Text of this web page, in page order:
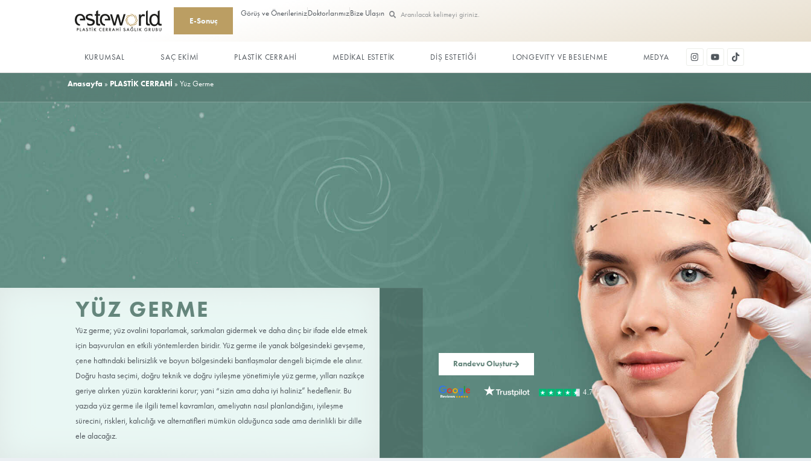
Görüş ve Önerileriniz DoktorlarımızBize Ulaşın
KURUMSAL SAÇ EKİMİ PLASTİK CERRAHİ MEDİKAL ESTETİK DİŞ ESTETİĞİ LONGEVITY VE BESLENME
Anasayfa»PLASTİK CERRAHİ»Yüz Germe
YÜZ GERME
Yüz germe; yüz ovalini toparlamak, sarkmaları gidermek ve daha dinç bir ifade elde etmek
için başvurulan en etkili yöntemlerden biridir. Yüz germe ile yanak bölgesindeki gevşeme,
Randevu Oluştur